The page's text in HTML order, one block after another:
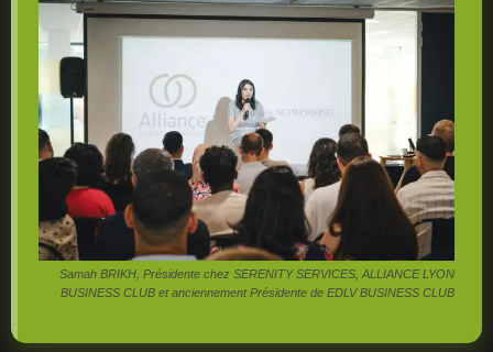
Samah BRIKH, Présidente chez SERENITY SERVICES, ALLIANCE LYON
BUSINESS CLUB et anciennement Présidente de EDLV BUSINESS CLUB